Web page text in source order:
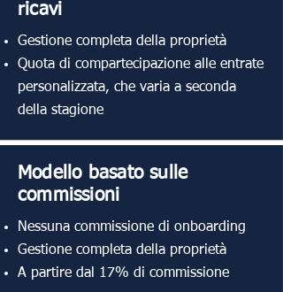
ricavi
Gestione completa della proprietà
Quota di compartecipazione alle entrate
personalizzata, che varia a seconda
della stagione
Modello basato sulle
commissioni
Nessuna commissione di onboarding
Gestione completa della proprietà
A partire dal 17% di commissione